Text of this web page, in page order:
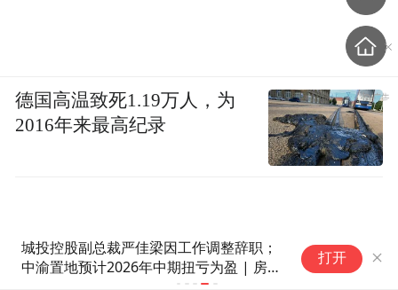
城投控股副总裁严佳梁因工作调整辞职；
中渝置地预计2026年中期扭亏为盈 | 房产
打开
德国高温致死1.19万人，为
2016年来最高纪录